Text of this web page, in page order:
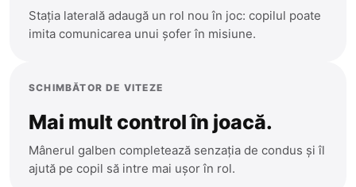
Stația laterală adaugă un rol nou în joc: copilul poate
imita comunicarea unui șofer în misiune.
SCHIMBĂTOR DE VITEZE
Mai mult control în joacă.
Mânerul galben completează senzația de condus și îl
ajută pe copil să intre mai ușor în rol.
Arme
Muzicale
Mașinuțe
Bucătării
Cimislia
Comrat
Drochia
Dubasari